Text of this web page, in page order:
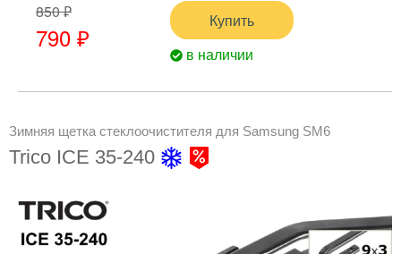
850 ₽
790 ₽
Купить
в наличии
Зимняя щетка стеклоочистителя для Samsung SM6
Trico ICE 35-240